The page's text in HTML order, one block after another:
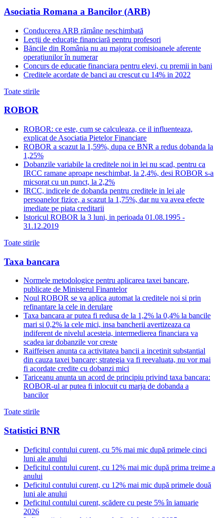
Asociatia Romana a Bancilor (ARB)
Conducerea ARB rămâne neschimbată
Lecții de educație financiară pentru profesori
Băncile din România nu au majorat comisioanele aferente
operațiunilor în numerar
Concurs de educatie financiara pentru elevi, cu premii in bani
Creditele acordate de banci au crescut cu 14% in 2022
Toate stirile
ROBOR
ROBOR: ce este, cum se calculeaza, ce il influenteaza,
explicat de Asociatia Pietelor Financiare
ROBOR a scazut la 1,59%, dupa ce BNR a redus dobanda la
1,25%
Dobanzile variabile la creditele noi in lei nu scad, pentru ca
IRCC ramane aproape neschimbat, la 2,4%, desi ROBOR s-a
micsorat cu un punct, la 2,2%
IRCC, indicele de dobanda pentru creditele in lei ale
persoanelor fizice, a scazut la 1,75%, dar nu va avea efecte
imediate pe piata creditarii
Istoricul ROBOR la 3 luni, in perioada 01.08.1995 -
31.12.2019
Toate stirile
Taxa bancara
Normele metodologice pentru aplicarea taxei bancare,
publicate de Ministerul Finantelor
Noul ROBOR se va aplica automat la creditele noi si prin
refinantare la cele in derulare
Taxa bancara ar putea fi redusa de la 1,2% la 0,4% la bancile
mari si 0,2% la cele mici, insa bancherii avertizeaza ca
indiferent de nivelul acesteia, intermedierea financiara va
scadea iar dobanzile vor creste
Raiffeisen anunta ca activitatea bancii a incetinit substantial
din cauza taxei bancare; strategia va fi reevaluata, nu vor mai
fi acordate credite cu dobanzi mici
Tariceanu anunta un acord de principiu privind taxa bancara:
ROBOR-ul ar putea fi inlocuit cu marja de dobanda a
bancilor
Toate stirile
Statistici BNR
Deficitul contului curent, cu 5% mai mic după primele cinci
luni ale anului
Deficitul contului curent, cu 12% mai mic după prima treime a
anului
Deficitul contului curent, cu 12% mai mic după primele două
luni ale anului
Deficitul contului curent, scădere cu peste 5% în ianuarie
2026